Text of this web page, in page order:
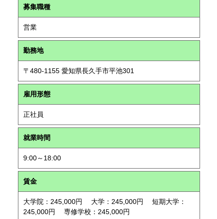
募集職種
営業
勤務地
〒480-1155 愛知県長久手市平池301
雇用形態
正社員
就業時間
9:00～18:00
賃金
大学院：245,000円 大学：245,000円 短期大学：
245,000円 専修学校：245,000円